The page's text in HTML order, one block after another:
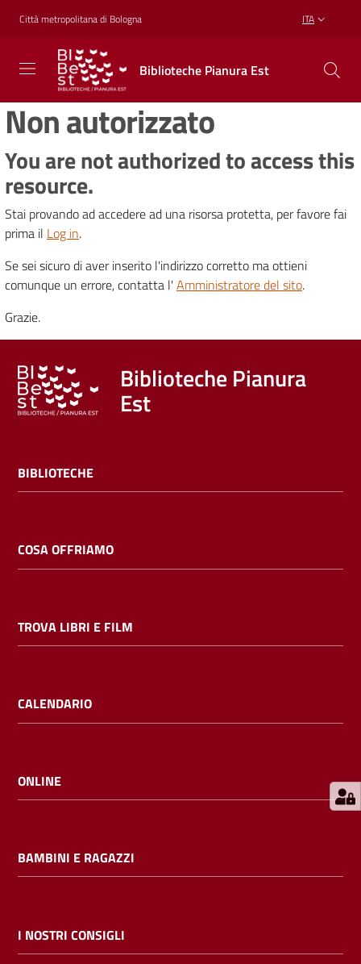
Vai al contenuto
Vai alla navigazione
Vai al footer
Città metropolitana di Bologna ITA
Biblioteche Pianura Est
Biblioteche
Pianura
Est
CONOSCERE,
CREARE,
Biblioteche
Cosa
offriamo
Trova
libri
e
film
Calendario
i
cataloghi
Non autorizzato
You are not authorized to access this
resource.
Stai provando ad accedere ad una risorsa protetta, per favore fai
prima il Log in.
Se sei sicuro di aver inserito l'indirizzo corretto ma ottieni
comunque un errore, contatta l' Amministratore del sito.
Grazie.
Biblioteche Pianura
Est
BIBLIOTECHE
COSA OFFRIAMO
TROVA LIBRI E FILM
CALENDARIO
ONLINE
BAMBINI E RAGAZZI
I NOSTRI CONSIGLI